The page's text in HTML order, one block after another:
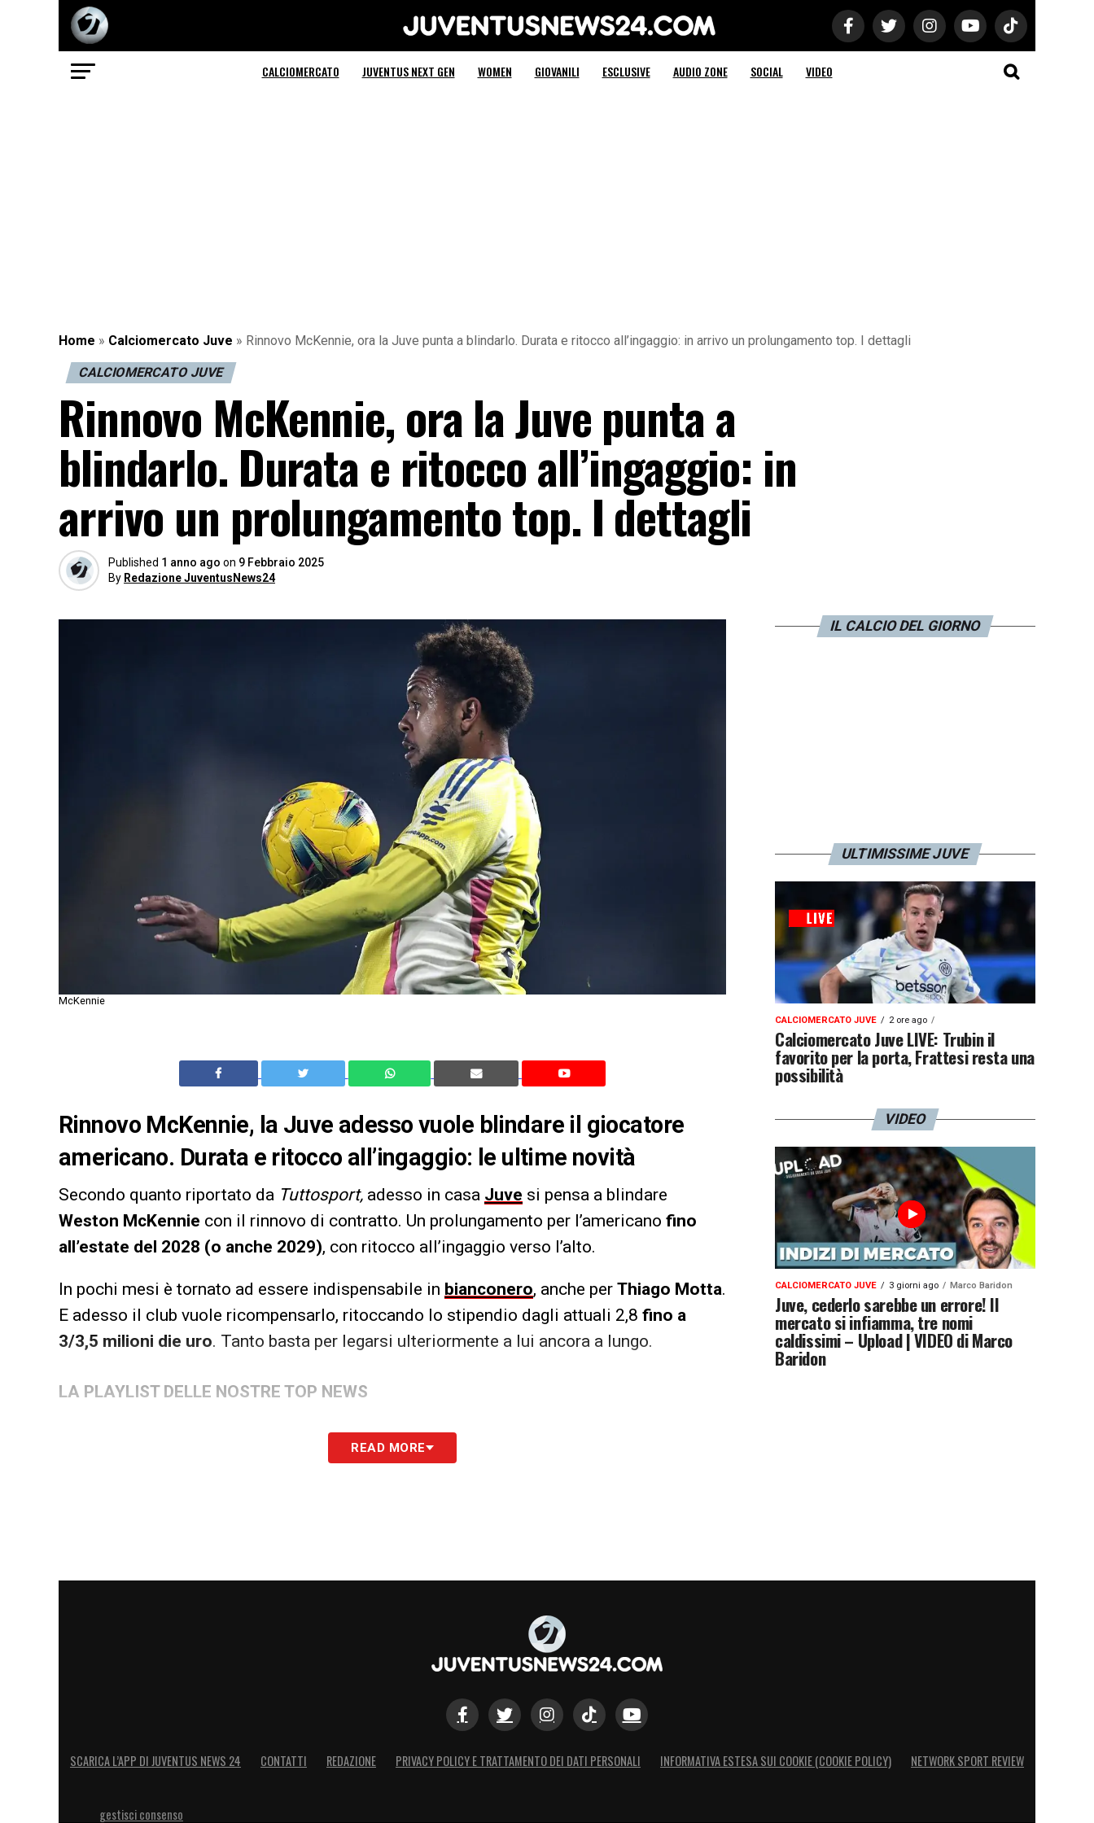
Juventus News 24
CALCIOMERCATO JUVENTUS NEXT GEN WOMEN GIOVANILI ESCLUSIVE AUDIO ZONE SOCIAL VIDEO
Home » Calciomercato Juve » Rinnovo McKennie, ora la Juve punta a blindarlo. Durata e ritocco all’ingaggio: in arrivo un prolungamento top. I dettagli
CALCIOMERCATO JUVE
Rinnovo McKennie, ora la Juve punta a
blindarlo. Durata e ritocco all’ingaggio: in
arrivo un prolungamento top. I dettagli
Published 1 anno ago on 9 Febbraio 2025
By Redazione JuventusNews24
McKennie
Rinnovo McKennie, la Juve adesso vuole blindare il giocatore
americano. Durata e ritocco all’ingaggio: le ultime novità
Secondo quanto riportato da Tuttosport, adesso in casa Juve si pensa a blindare
Weston McKennie con il rinnovo di contratto. Un prolungamento per l’americano fino
all’estate del 2028 (o anche 2029), con ritocco all’ingaggio verso l’alto.
In pochi mesi è tornato ad essere indispensabile in bianconero, anche per Thiago Motta.
E adesso il club vuole ricompensarlo, ritoccando lo stipendio dagli attuali 2,8 fino a
3/3,5 milioni die uro. Tanto basta per legarsi ulteriormente a lui ancora a lungo.
LA PLAYLIST DELLE NOSTRE TOP NEWS
READ MORE
IL CALCIO DEL GIORNO
ULTIMISSIME JUVE
CALCIOMERCATO JUVE 2 ore ago
Calciomercato Juve LIVE: Trubin il
favorito per la porta, Frattesi resta una
possibilità
VIDEO
CALCIOMERCATO JUVE 3 giorni ago Marco Baridon
Juve, cederlo sarebbe un errore! Il
mercato si infiamma, tre nomi
caldissimi – Upload | VIDEO di Marco
Baridon
SCARICA L’APP DI JUVENTUS NEWS 24 CONTATTI REDAZIONE PRIVACY POLICY E TRATTAMENTO DEI DATI PERSONALI INFORMATIVA ESTESA SUI COOKIE (COOKIE POLICY) NETWORK SPORT REVIEW
gestisci consenso